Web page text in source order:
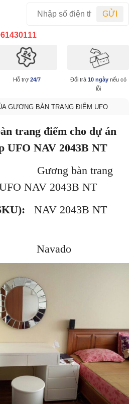
GỬI
Hỗ trợ 24/7 Đổi trả 10 ngàynếu có
lỗi
GƯƠNG BÀN TRANG ĐIỂM UFO
trang điểm cho dự án
UFO NAV 2043B NT
Gương bàn trang
NAV 2043B NT
NAV 2043B NT